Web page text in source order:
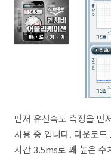
먼저 유선속도 측정을 먼
사용 중 입니다. 다운로
시간 3.5ms로 꽤 높은 수